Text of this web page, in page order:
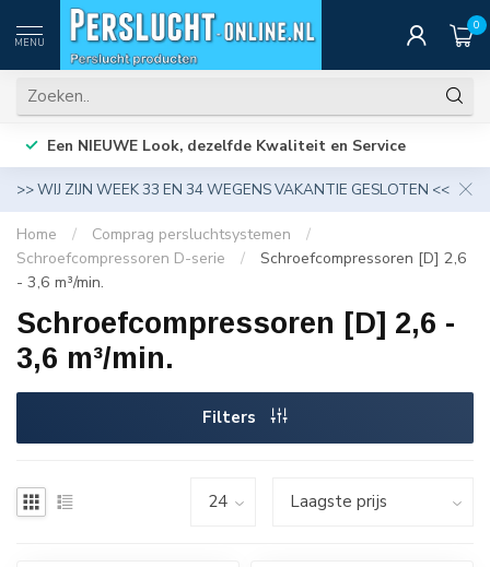
MENU
0
Een NIEUWE Look, dezelfde Kwaliteit en Service
>> WIJ ZIJN WEEK 33 EN 34 WEGENS VAKANTIE GESLOTEN <<
Home / Comprag persluchtsystemen
/
Schroefcompressoren D-serie
/
Schroefcompressoren [D] 2,6
- 3,6 m³/min.
Schroefcompressoren [D] 2,6 -
3,6 m³/min.
Filters